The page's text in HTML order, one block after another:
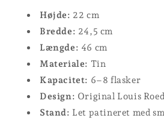
Højde: 22 cm
Bredde: 24,5 cm
Længde: 46 cm
Materiale: Tin
Kapacitet: 6–8 flasker
Design: Original Louis
Stand: Let patineret med